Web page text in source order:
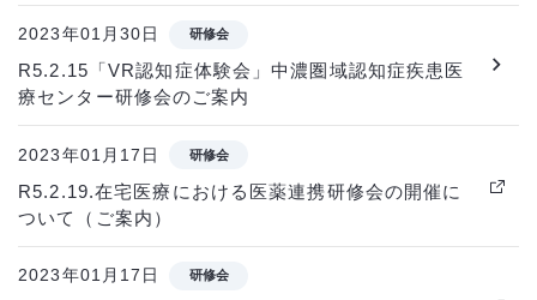
2023年01月30日 研修会
R5.2.15「VR認知症体験会」中濃圏域認知症疾患医
療センター研修会のご案内
2023年01月17日 研修会
R5.2.19.在宅医療における医薬連携研修会の開催に
ついて（ご案内）
2023年01月17日 研修会